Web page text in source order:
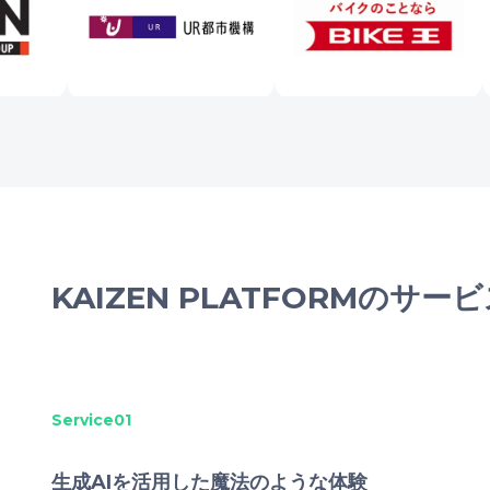
KAIZEN PLATFORMのサー
Service01
生成AIを活用した魔法のような体験